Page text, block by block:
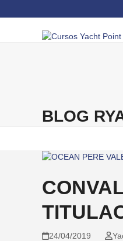
to
BLOG
24/04/2019